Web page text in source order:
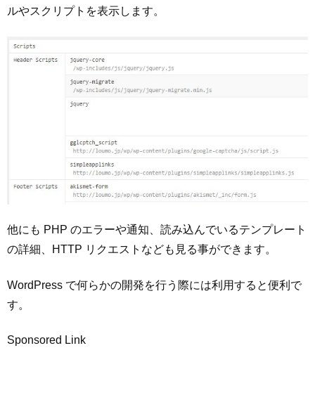
ルやスクリプトを表示します。
他にも PHP のエラーや通知、読み込んでいるテンプレート
の詳細、HTTP リクエストなども見る事ができます。
WordPress で何らかの開発を行う際には利用すると便利で
す。
Sponsored Link